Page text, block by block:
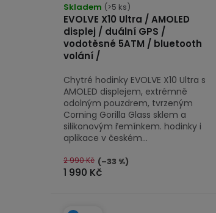
EVOLVE X10 Ultra / AMOLED
displej / duální GPS /
vodotěsné 5ATM / bluetooth
volání /
hodnocení
produktu
je
4,8
5
hvězdiček.
Skladem (>5 ks)
1 990 Kč
2 990 Kč (–33 %)
Chytré hodinky EVOLVE X10 Ultra s
AMOLED displejem, extrémně
odolným pouzdrem, tvrzeným
Corning Gorilla Glass sklem a
silikonovým řemínkem. hodinky i
aplikace v českém...